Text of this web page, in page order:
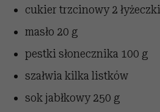
cukier trzcinowy2 łyżeczki
masło 20 g
pestki słonecznika 100 g
szałwia kilka listków
sok jabłkowy250 g